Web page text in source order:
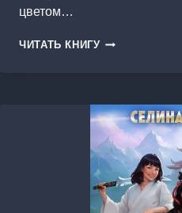
цветом…
ЧИТАТЬ КНИГУ ДРАГОЦЕННЫЙ
ЗОЛОТОГО
ДРАКОНА